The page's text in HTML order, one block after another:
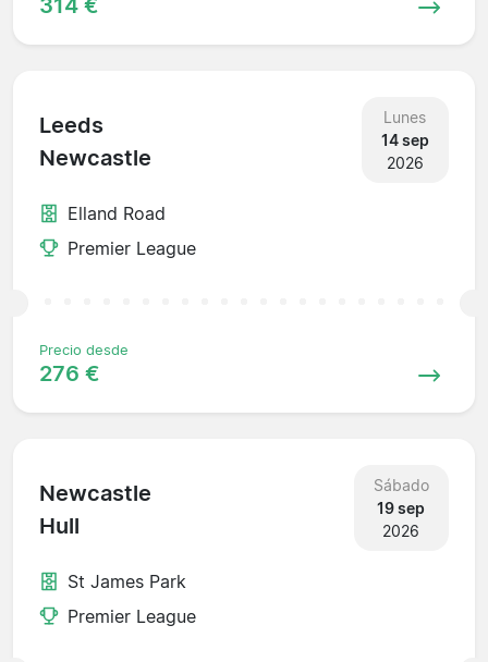
Leeds
Newcastle
Lunes
14 sep
2026
Elland Road
Premier League
Precio desde
276 €
Newcastle
Hull
Sábado
19 sep
2026
St James Park
Premier League